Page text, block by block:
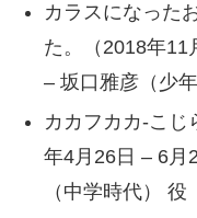
カラスになった
た。（2018年11
– 坂口雅彦（少
カカフカカ-こじ
年4月26日 – 6月
（中学時代） 役